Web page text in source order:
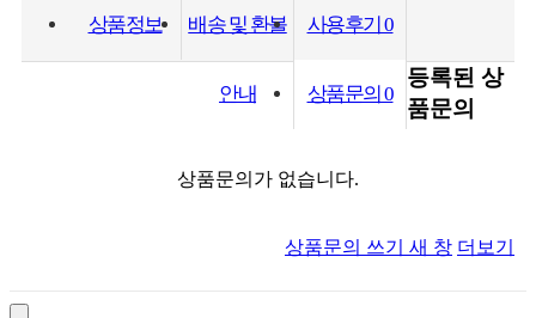
상품정보 배송 및 환불
안내
사용후기 0
상품문의 0
등록된 상
품문의
상품문의가 없습니다.
상품문의 쓰기 새 창 더보기